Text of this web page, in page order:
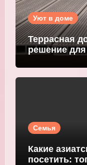
Уют в доме
Террасная
решение
Семья
Какие
посетить: